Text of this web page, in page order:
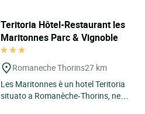
Teritoria Hôtel-Restaurant les
Maritonnes Parc & Vignoble
Romaneche Thorins27 km
Les Maritonnes è un hotel Teritoria
situato a Romanèche‑Thorins, nella